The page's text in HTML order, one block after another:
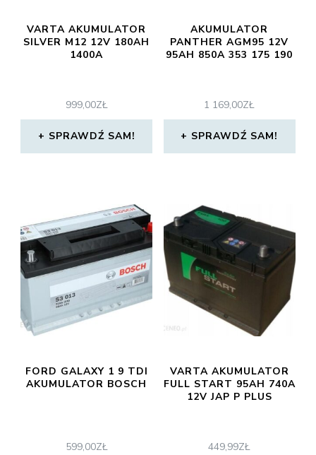
VARTA AKUMULATOR
SILVER M12 12V 180AH
1400A
999,00ZŁ
SPRAWDŹ SAM!
AKUMULATOR
PANTHER AGM95 12V
95AH 850A 353 175 190
1 169,00ZŁ
SPRAWDŹ SAM!
FORD GALAXY 1 9 TDI
AKUMULATOR BOSCH
599,00ZŁ
VARTA AKUMULATOR
FULL START 95AH 740A
12V JAP P PLUS
449,99ZŁ